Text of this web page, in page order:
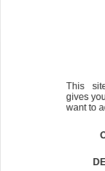
En savoir plus
This
gives
want to